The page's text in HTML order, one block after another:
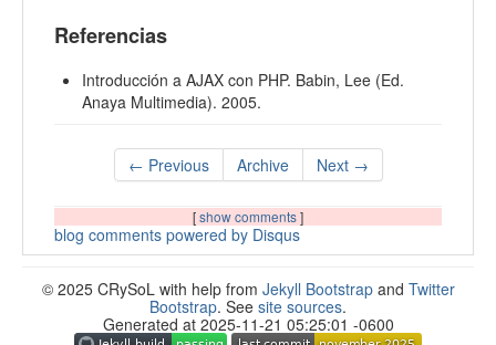
Referencias
Introducción a AJAX con PHP. Babin, Lee (Ed.
Anaya Multimedia). 2005.
← Previous Archive Next →
[show comments]
blog comments powered by Disqus
© 2025 CRySoL with help from Jekyll Bootstrapand Twitter
Bootstrap. See site sources.
Generated at 2025-11-21 05:25:01 -0600